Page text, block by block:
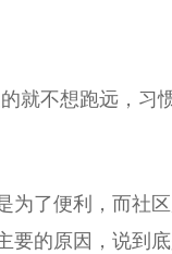
就不想跑远，习
为了便利，而社
要的原因，说到